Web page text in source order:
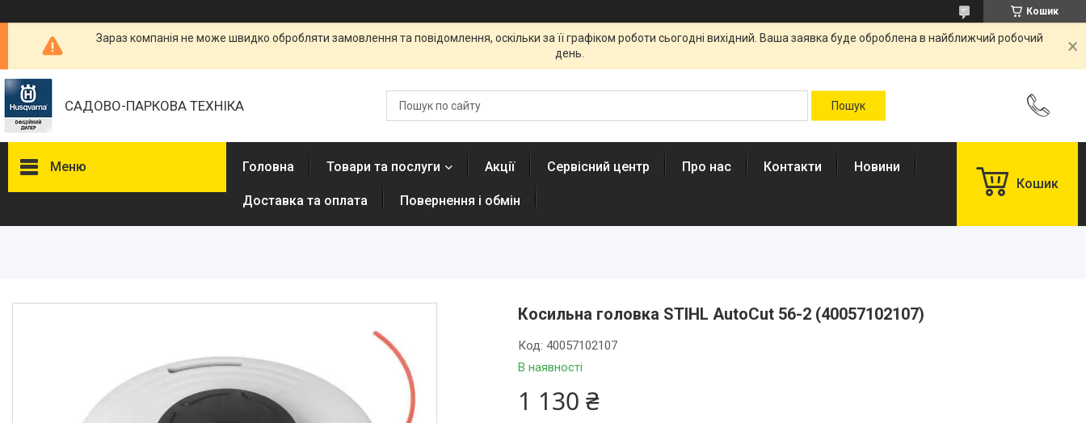
Кошик
Зараз компанія не може швидко обробляти замовлення та повідомлення, оскільки за її графіком роботи сьогодні вихідний. Ваша заявка буде оброблена в найближчий робочий
день.
САДОВО-ПАРКОВА ТЕХНІКА
Меню
Роботи-газонокосарки
Головна Товари та послуги Акції Сервісний центр Про нас Контакти Новини
Доставка та оплата Повернення і обмін
Кошик
Косильна головка STIHL AutoCut 56-2 (40057102107)
В наявності
Код:40057102107
1 130 ₴